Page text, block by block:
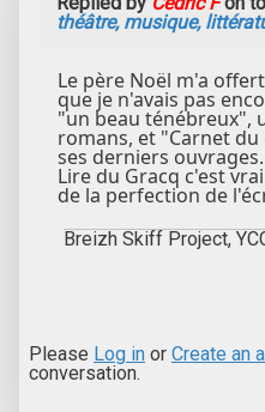
théâtre, musique,
Le père Noël m'a
que je n'avais pas
"un beau ténébreux",
romans, et "Carnet
ses derniers ouvrages.
Lire du Gracq c'est
de la perfection de
Breizh Skiff Project,
Please Log in or Create an
conversation.